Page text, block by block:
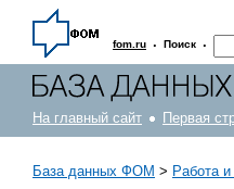
fom.ru · Поиск ·
На главный сайт Первая
База данных ФОМ > Работа